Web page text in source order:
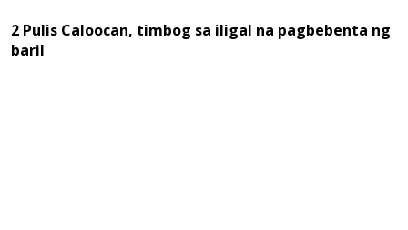
2 Pulis Caloocan, timbog sa iligal na pagbebenta ng
baril